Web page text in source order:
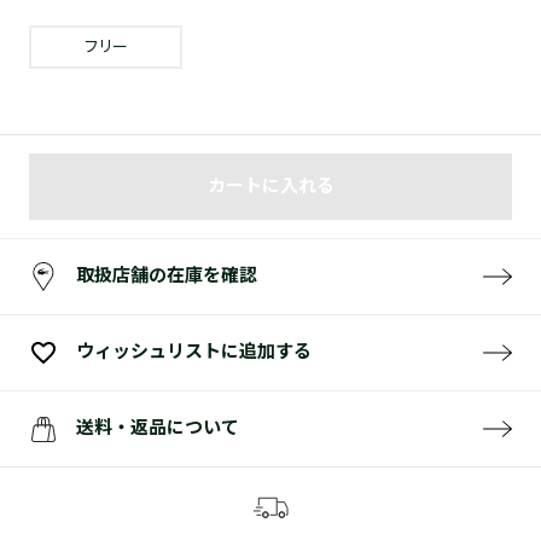
フリー
カートに入れる
取扱店舗の在庫を確認
ウィッシュリストに追加する
送料・返品について